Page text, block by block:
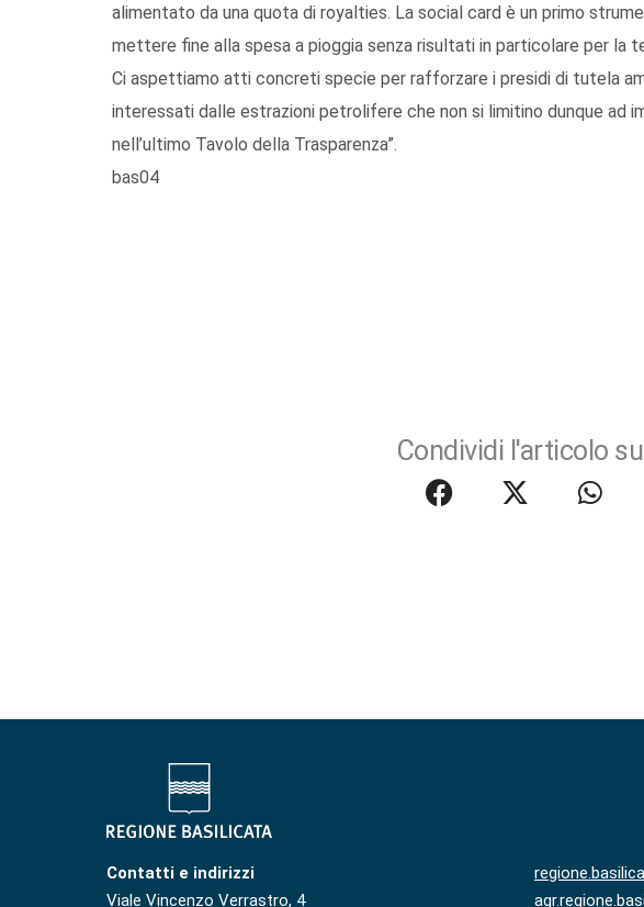
alimentato da una quota di royalties. La social card è un primo
mettere fine alla spesa a pioggia senza risultati in particolare per la
Ci aspettiamo atti concreti specie per rafforzare i presidi di tutela
interessati dalle estrazioni petrolifere che non si limitino dunque ad
nell’ultimo Tavolo della Trasparenza”.
bas04
Condividi l'articolo
Contatti e indirizzi
Viale Vincenzo Verrastro, 4